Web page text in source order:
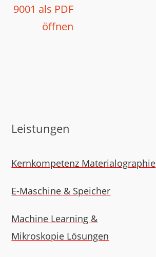
Leistungen
Kern­kompetenz Material­ographie
E-Maschine & Speicher
Machine Learning &
Mikros­kopie Lösungen